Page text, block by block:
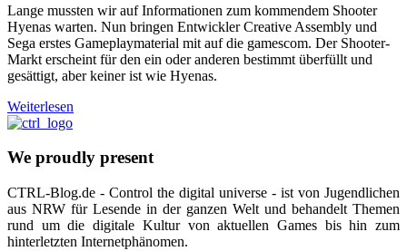
Lange mussten wir auf Informationen zum kommendem Shooter
Hyenas warten. Nun bringen Entwickler Creative Assembly und
Sega erstes Gameplaymaterial mit auf die gamescom. Der Shooter-
Markt erscheint für den ein oder anderen bestimmt überfüllt und
gesättigt, aber keiner ist wie Hyenas.
Weiterlesen
We proudly present
CTRL-Blog.de - Control the digital universe - ist von Jugendlichen
aus NRW für Lesende in der ganzen Welt und behandelt Themen
rund um die digitale Kultur von aktuellen Games bis hin zum
hinterletzten Internetphänomen.